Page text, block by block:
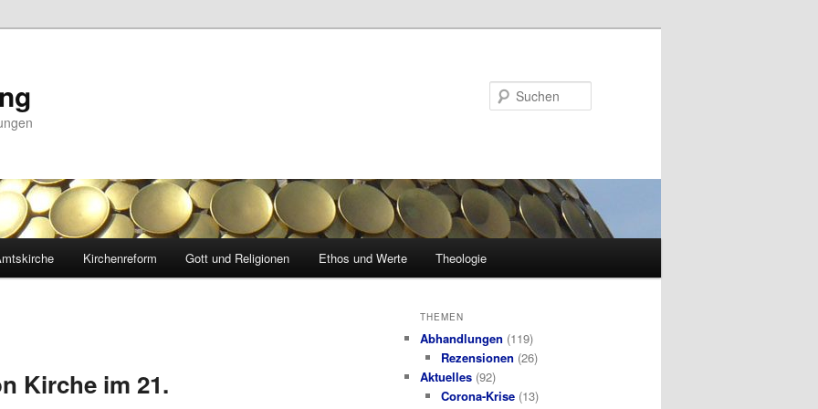
Kirchenreform Gott und Religionen Ethos und Werte Theologie
Kirche im 21.
THEMEN
Abhandlungen (119)
Rezensionen (26)
Aktuelles (92)
Corona-Krise(13)